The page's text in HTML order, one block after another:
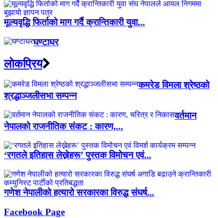
मूल्यवृद्धि फिर्ताको माग गर्दै क्रान्तिकारी युवा...
घण्टाघर
लाेकप्रिय
कमरेड विमला श्रेष्ठको
श्रद्धाञ्जलीसभा सम्पन्न
वर्तमान
नेपालको राजनीतिक संकट : कारण,...
‘रगतले इतिहास लेख्नेहरू’ पुस्तक विमोचन एवं...
गणेश नेपालीको हत्यारो सरकारका विरुद्ध संघर्ष...
Facebook Page